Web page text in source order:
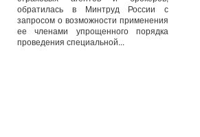
обратилась в Минтруд России с
запросом о возможности применения
ее членами упрощенного порядка
проведения специальной...